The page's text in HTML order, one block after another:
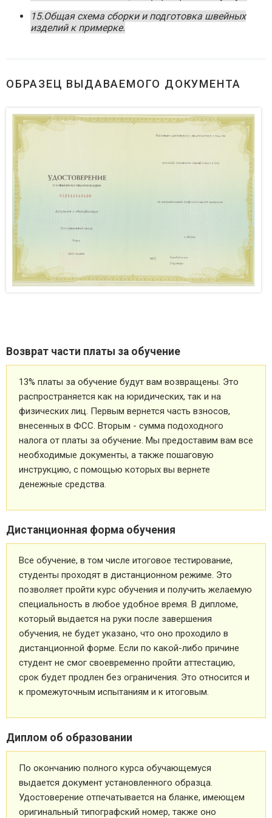
15.Общая схема сборки и подготовка швейных
изделий к примерке.
ОБРАЗЕЦ ВЫДАВАЕМОГО ДОКУМЕНТА
Возврат части платы за обучение
13% платы за обучение будут вам возвращены. Это
распространяется как на юридических, так и на
физических лиц. Первым вернется часть взносов,
внесенных в ФСС. Вторым - сумма подоходного
налога от платы за обучение. Мы предоставим вам все
необходимые документы, а также пошаговую
инструкцию, с помощью которых вы вернете
денежные средства.
Дистанционная форма обучения
Все обучение, в том числе итоговое тестирование,
студенты проходят в дистанционном режиме. Это
позволяет пройти курс обучения и получить желаемую
специальность в любое удобное время. В дипломе,
который выдается на руки после завершения
обучения, не будет указано, что оно проходило в
дистанционной форме. Если по какой-либо причине
студент не смог своевременно пройти аттестацию,
срок будет продлен без ограничения. Это относится и
к промежуточным испытаниям и к итоговым.
Диплом об образовании
По окончанию полного курса обучающемуся
выдается документ установленного образца.
Удостоверение отпечатывается на бланке, имеющем
оригинальный типографский номер, также оно